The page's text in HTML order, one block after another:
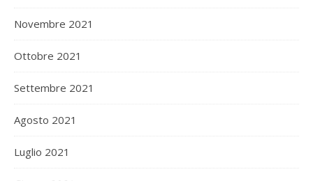
Novembre 2021
Ottobre 2021
Settembre 2021
Agosto 2021
Luglio 2021